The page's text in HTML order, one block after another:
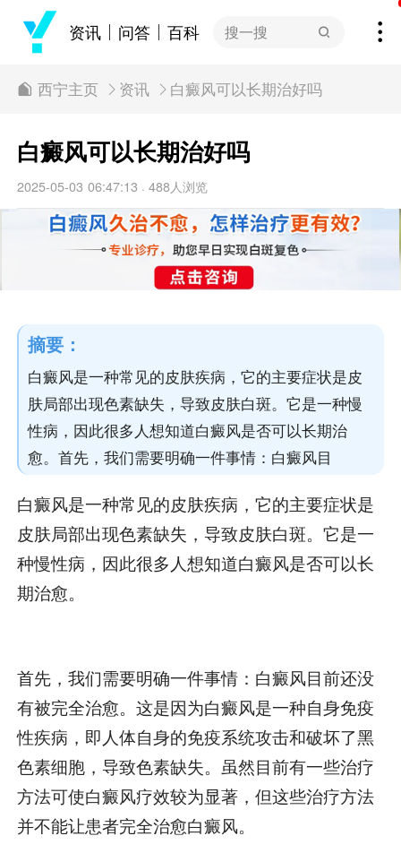
资讯 问答 百科 搜一搜
西宁主页 资讯 白癜风可以长期治好吗
白癜风可以长期治好吗
2025-05-03 06:47:13 · 488人浏览
摘要：
白癜风是一种常见的皮肤疾病，它的主要症状是皮
肤局部出现色素缺失，导致皮肤白斑。它是一种慢
性病，因此很多人想知道白癜风是否可以长期治
愈。首先，我们需要明确一件事情：白癜风目
白癜风是一种常见的皮肤疾病，它的主要症状是
皮肤局部出现色素缺失，导致皮肤白斑。它是一
种慢性病，因此很多人想知道白癜风是否可以长
期治愈。
首先，我们需要明确一件事情：白癜风目前还没
有被完全治愈。这是因为白癜风是一种自身免疫
性疾病，即人体自身的免疫系统攻击和破坏了黑
色素细胞，导致色素缺失。虽然目前有一些治疗
方法可使白癜风疗效较为显著，但这些治疗方法
并不能让患者完全治愈白癜风。